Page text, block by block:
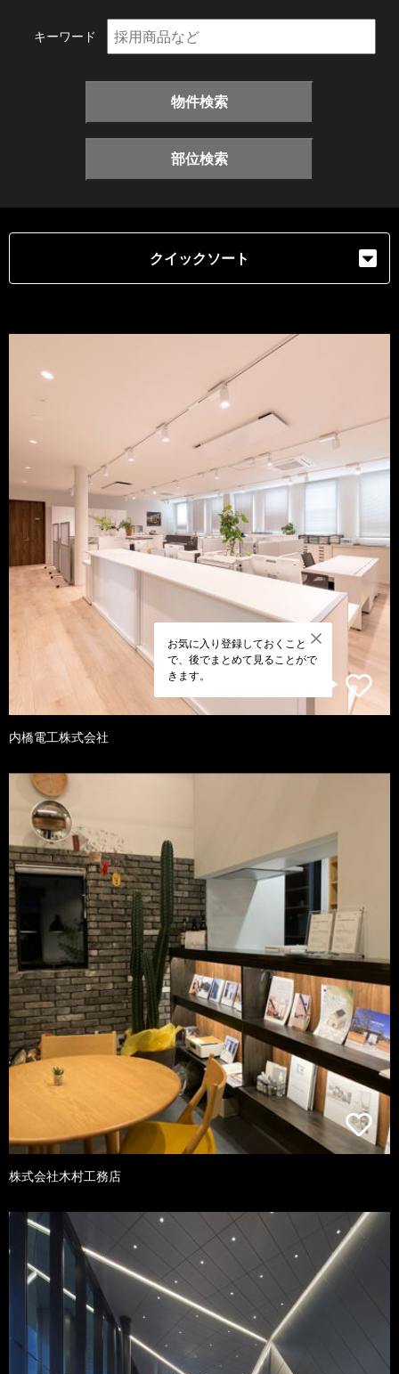
キーワード
物件検索
部位検索
クイックソート
お気に入り登録しておくこと
で、後でまとめて見ることがで
きます。
内橋電工株式会社
株式会社木村工務店